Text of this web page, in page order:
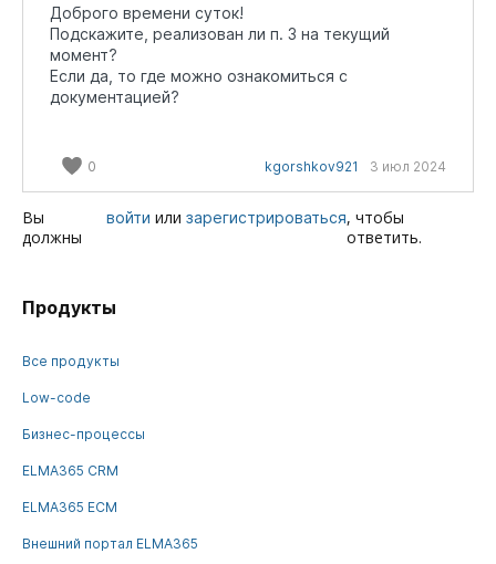
дополнительной настройки - в настройках
дублей, на вкладке "Дополнительные
настройки" можно настроить перевод
дублей в определенный статус. Например,
финальный скрытый статус "Дубль". К этому
выполнять нужные действия с элементами.
Доброго времени суток!
Подскажите, реализован ли п. 3 на текущий
момент?
Если да, то где можно ознакомиться с
документацией?
0 kgorshkov921 3 июл 2024
Вы
должны
войти илизарегистрироваться, чтобы
ответить.
Продукты
Все продукты
Low-code
Бизнес-процессы
ELMA365 CRM
ELMA365 ECM
Внешний портал ELMA365